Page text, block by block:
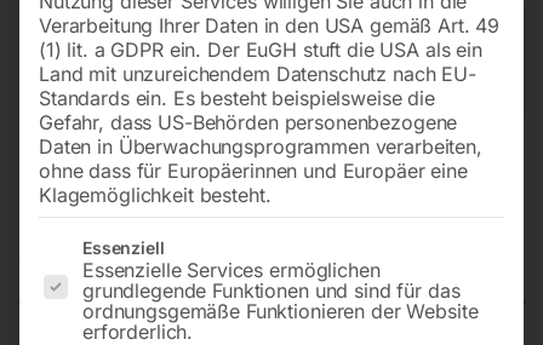
Deckenbefestigung für Rohr 1′,
Verfügbarkeit:Nicht vorrätig
Verarbeitung Ihrer Daten in den USA gemäß Art. 49
(1) lit. a GDPR ein. Der EuGH stuft die USA als ein
Land mit unzureichendem Datenschutz nach EU-
Standards ein. Es besteht beispielsweise die
Gefahr, dass US-Behörden personenbezogene
Daten in Überwachungsprogrammen verarbeiten,
ohne dass für Europäerinnen und Europäer eine
Klagemöglichkeit besteht.
Es folgt eine Liste der Service-Gruppen, für die eine
Essenziell
Essenzielle Services ermöglichen
grundlegende Funktionen und sind für das
ordnungsgemäße Funktionieren der Website
erforderlich.